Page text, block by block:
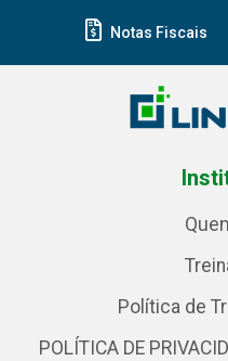
Notas Fiscais
Política de
POLÍTICA DE